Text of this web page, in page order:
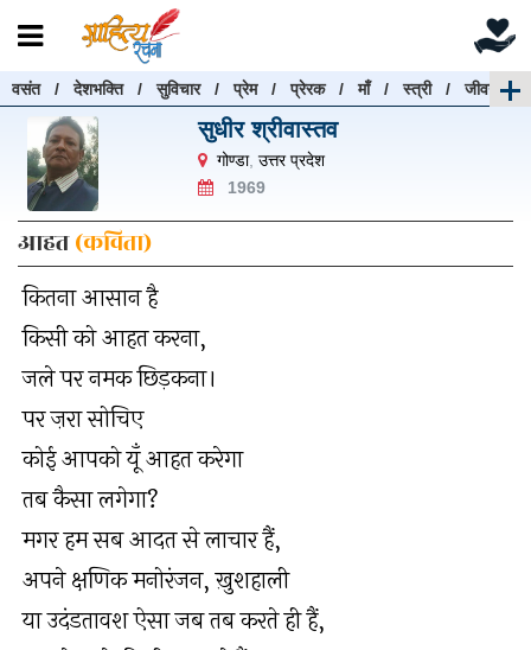
वसंत/देशभक्ति/सुविचार/प्रेम/प्रेरक/माँ/स्त्री/जीवन
सुधीर श्रीवास्तव
गोण्डा, उत्तर प्रदेश
1969
आहत(कविता)
कितना आसान है
किसी को आहत करना,
जले पर नमक छिड़कना।
पर ज़रा सोचिए
कोई आपको यूँ आहत करेगा
तब कैसा लगेगा?
मगर हम सब आदत से लाचार हैं,
अपने क्षणिक मनोरंजन, ख़ुशहाली
या उदंडतावश ऐसा जब तब करते ही हैं,
रचनाएँ खोजें
रचनाएँ खोजने के लिए नीचे दी गई बॉक्स में हिन्दी में लिखें और
"खोजें" बटन पर क्लिक करें